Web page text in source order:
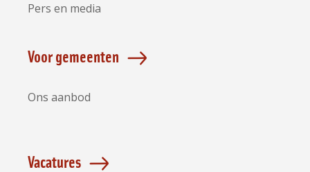
Pers en media
Voor gemeenten
Ons aanbod
Vacatures